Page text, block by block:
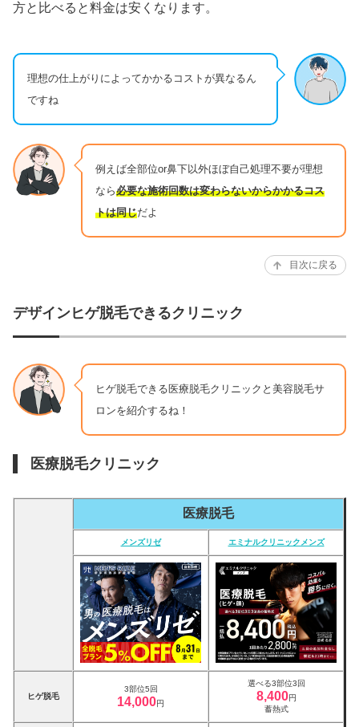
方と比べると料金は安くなります。
理想の仕上がりによってかかるコストが異なるん
ですね
例えば全部位or鼻下以外ほぼ自己処理不要が理想
なら必要な施術回数は変わらないからかかるコス
トは同じだよ
目次に戻る
デザインヒゲ脱毛できるクリニック
ヒゲ脱毛できる医療脱毛クリニックと美容脱毛サ
ロンを紹介するね！
医療脱毛クリニック
医療脱毛
メンズリゼ エミナルクリニックメンズ
ヒゲ脱毛
3部位5回
14,000円
選べる3部位3回
8,400円
蓄熱式